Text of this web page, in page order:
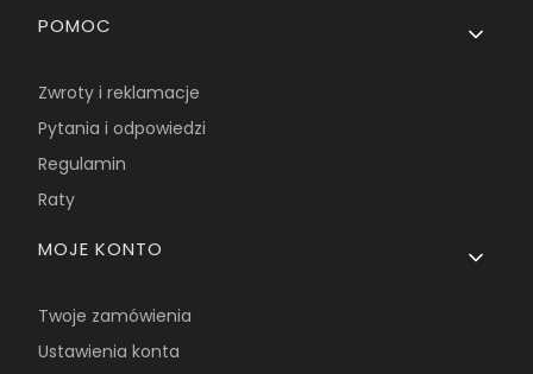
Linki w stopce
POMOC
Zwroty i reklamacje
Pytania i odpowiedzi
Regulamin
Raty
MOJE KONTO
Twoje zamówienia
Ustawienia konta